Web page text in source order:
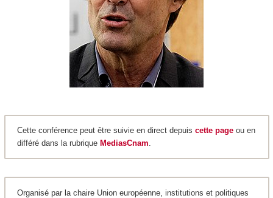
Cette conférence peut être suivie en direct depuis cette pageou en
différé dans la rubrique MediasCnam.
Organisé par la chaire Union européenne, institutions et politiques